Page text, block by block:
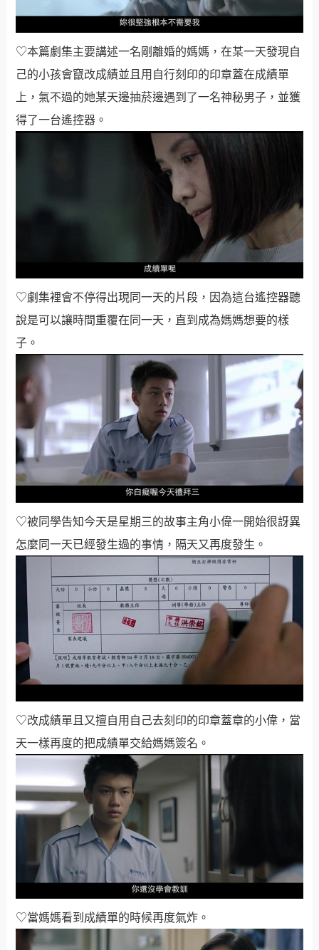
♡本篇劇集主要講述一名剛離婚的媽媽，在某一天發現自
己的小孩會竄改成績並且用自行刻印的印章蓋在成績單
上，氣不過的她某天邊抽菸邊遇到了一名神秘男子，並獲
得了一台遙控器 。
♡劇集裡會不停得出現同一天的片段，因為這台遙控器聽
說是可以讓時間重覆在同一天，直到成為媽媽想要的樣
子 。
♡被同學告知今天是星期三的故事主角小偉一開始很訝異
怎麼同一天已經發生過的事情，隔天又再度發生 。
♡改成績單且又擅自用自己去刻印的印章蓋章的小偉，當
天一樣再度的把成績單交給媽媽簽名 。
♡當媽媽看到成績單的時候再度氣炸 。